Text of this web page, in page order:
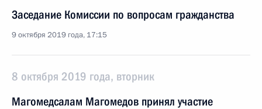
Заседание Комиссии по вопросам гражданства
9 октября 2019 года, 17:15
8 октября 2019 года, вторник
Магомедсалам Магомедов принял участие